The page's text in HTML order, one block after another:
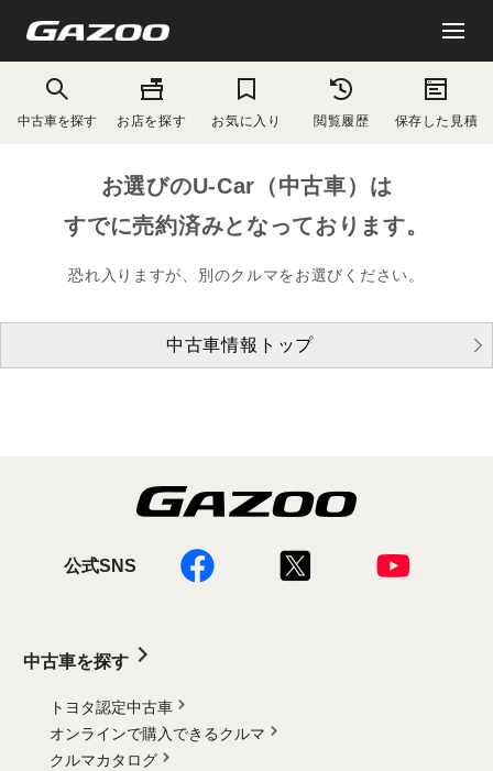
中古車を探す お店を探す お気に入り 閲覧履歴 保存した見積
お選びのU-Car（中古車）は
すでに売約済みとなっております。
恐れ入りますが、別のクルマをお選びください。
中古車情報トップ
公式SNS
中古車を探す
トヨタ認定中古車
オンラインで購入できるクルマ
クルマカタログ